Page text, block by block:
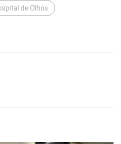
de Olhos